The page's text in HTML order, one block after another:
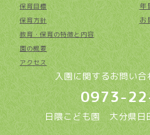
保育目標
保育方針
教育・保育の特徴と内容
園の概要
アクセス
年
お
入園に関するお問い
0973-
日隈こども園 大分県